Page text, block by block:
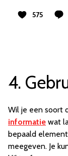
575
4.
Wil je een soort
informatie wat
bepaald
meegeven. Je